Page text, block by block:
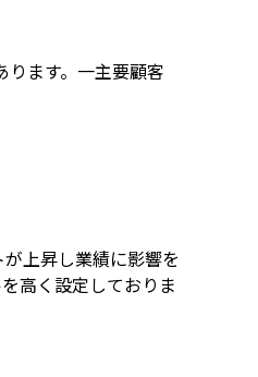
ます。一主要顧客
上昇し業績に影響を
高く設定しておりま